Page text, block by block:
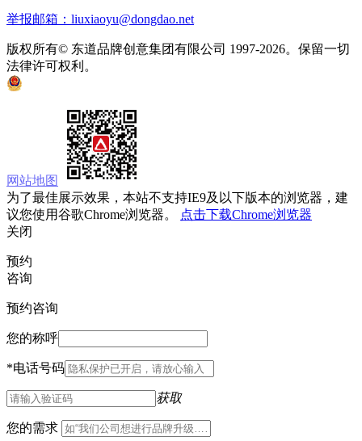
举报邮箱：liuxiaoyu@dongdao.net
版权所有© 东道品牌创意集团有限公司 1997-2026。保留一切
法律许可权利。
网站地图
为了最佳展示效果，本站不支持IE9及以下版本的浏览器，建
议您使用谷歌Chrome浏览器。
点击下载Chrome浏览器
关闭
预约
咨询
预约咨询
您的称呼
*电话号码
获取
您的需求